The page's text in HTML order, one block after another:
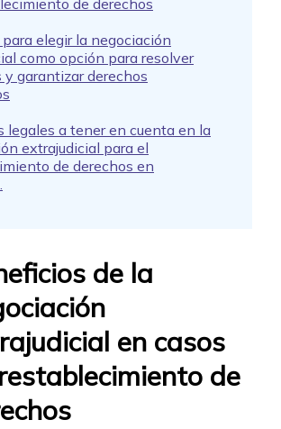
de derechos
elegir la negociación
como opción para resolver
garantizar derechos
legales a tener en cuenta en la
extrajudicial para el
de derechos en
de la
en casos
de